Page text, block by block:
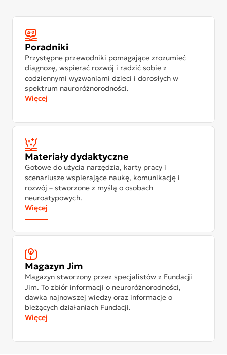
Poradniki
Przystępne przewodniki pomagające zrozumieć
diagnozę, wspierać rozwój i radzić sobie z
codziennymi wyzwaniami dzieci i dorosłych w
spektrum nauroróżnorodności.
Więcej
Materiały dydaktyczne
Gotowe do użycia narzędzia, karty pracy i
scenariusze wspierające naukę, komunikację i
rozwój – stworzone z myślą o osobach
neuroatypowych.
Więcej
Magazyn Jim
Magazyn stworzony przez specjalistów z Fundacji
Jim. To zbiór informacji o neuroróżnorodności,
dawka najnowszej wiedzy oraz informacje o
bieżących działaniach Fundacji.
Więcej